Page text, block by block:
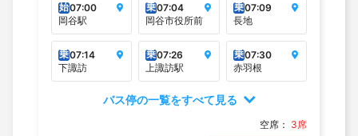
始07:00
岡谷駅
乗07:04
岡谷市役所前
乗07:09
長地
乗07:14
下諏訪
乗07:26
上諏訪駅
乗07:30
赤羽根
バス停の一覧をすべて見る
空席： 3席